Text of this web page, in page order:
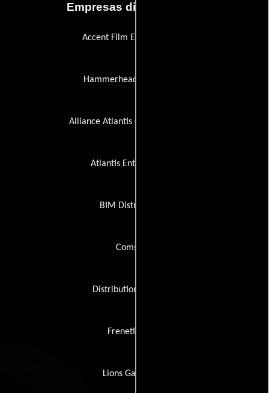
Empresas distribuidoras
Accent Film Entertainment
Hammerhead Productions
Alliance Atlantis Communications
Atlantis Entertainment
BIM Distribuzione
Comstock
Distribution Company
Frenetic Films
Lions Gate Films